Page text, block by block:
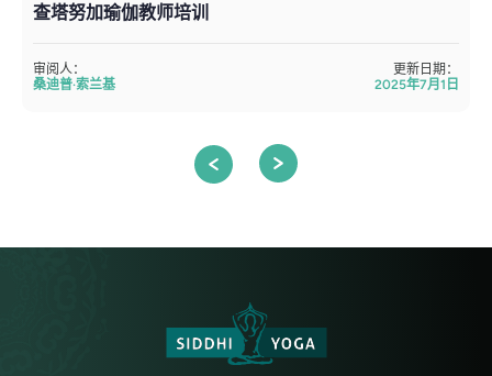
查塔努加瑜伽教师培训
审阅人：
桑迪普·索兰基
更新日期：
2025年7月1日